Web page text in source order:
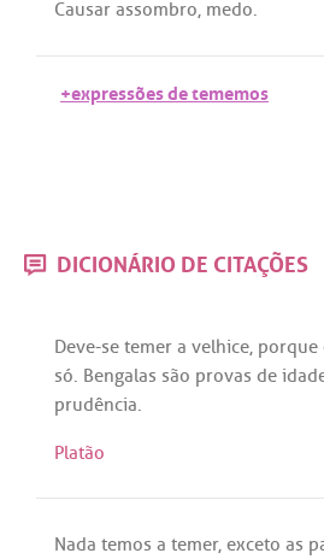
Causar assombro, medo.
+expressões de tememos
DICIONÁRIO DE CITAÇÕES
Deve-se temer a velhice, porque
só. Bengalas são provas de
prudência.
Platão
Nada temos a temer, exceto as